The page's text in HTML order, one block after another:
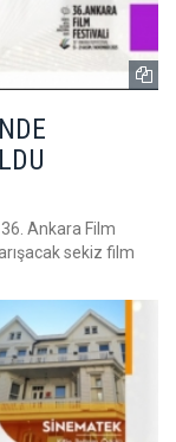
Ankara Film
sekiz film